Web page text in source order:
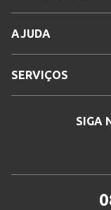
AJUDA
SERVIÇOS
SIGA